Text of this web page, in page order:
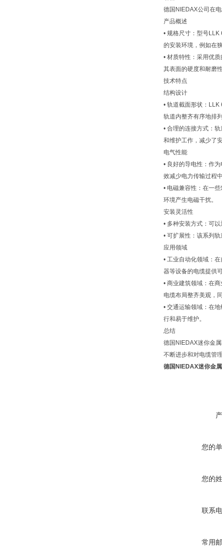
德国NIEDAX公司在
产品概述
• 规格尺寸：型号
的安装环境，例如在
• 材质特性：采用优
其表面的硬度和耐磨
技术特点
结构设计
• 轨道截面形状：
轨道内整齐有序地排
• 合理的连接方式：
和维护工作，减少了
电气性能
• 良好的导电性：作
效减少电力传输过程
• 电磁兼容性：在一
环境产生电磁干扰。
安装灵活性
• 多种安装方式：可
• 可扩展性：该系列
应用领域
• 工业自动化领域：
器等设备的电缆提供
• 商业建筑领域：在
电缆布局整齐美观，
• 交通运输领域：在
行和易于维护。
总结
德国NIEDAX迷你金
不断进步和对电缆管
德国NIEDAX迷你金
您的
您的
联系
常用